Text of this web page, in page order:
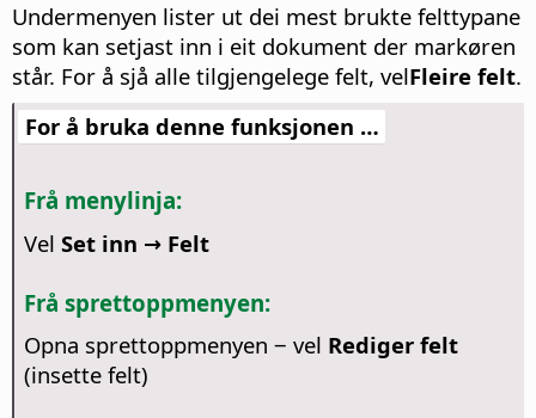
Undermenyen lister ut dei mest brukte felttypane
som kan setjast inn i eit dokument der markøren
står. For å sjå alle tilgjengelege felt, velFleire felt.
For å bruka denne funksjonen …
Frå menylinja:
Vel Set inn → Felt
Frå sprettoppmenyen:
Opna sprettoppmenyen ‒ vel Rediger felt
(insette felt)